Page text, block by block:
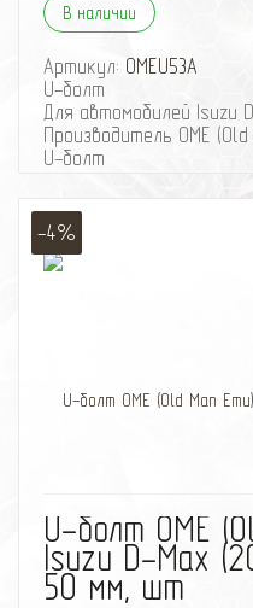
В наличии
Артикул: OMEU53A
U-болт
Для автомобилей Isuzu
Производитель OME (Old
U-болт
Для автомобилей Isuzu
Производитель OME (Old
-4%
U-болт OME
Isuzu D-Max
50 мм, шт